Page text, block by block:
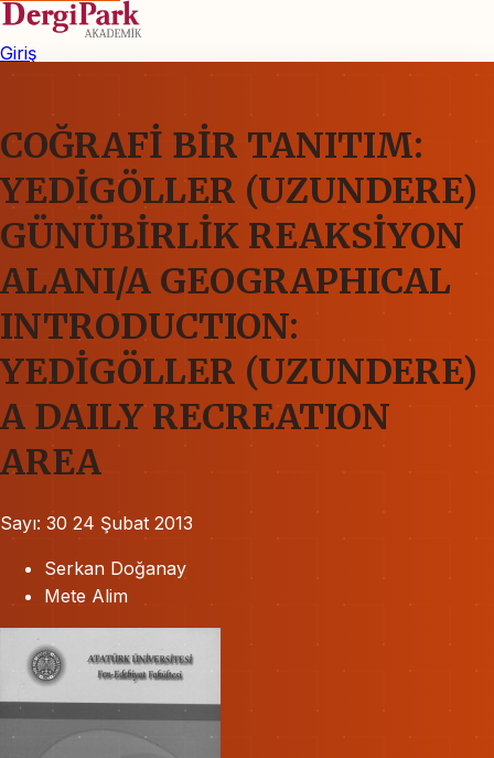
Giriş
COĞRAFİ BİR TANITIM:
YEDİGÖLLER (UZUNDERE)
GÜNÜBİRLİK REAKSİYON
ALANI/A GEOGRAPHICAL
INTRODUCTION:
YEDİGÖLLER (UZUNDERE)
A DAILY RECREATION
AREA
Sayı: 30 24 Şubat 2013
Serkan Doğanay
Mete Alim